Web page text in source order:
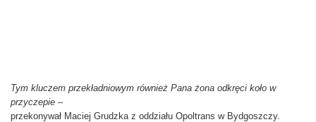
Tym kluczem przekładniowym również Pana żona odkręci koło w
przyczepie –
przekonywał Maciej Grudzka z oddziału Opoltrans w Bydgoszczy.